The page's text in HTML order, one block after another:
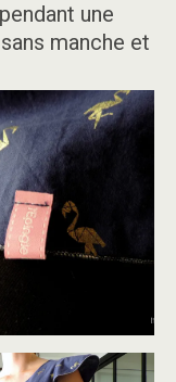
une
manche et